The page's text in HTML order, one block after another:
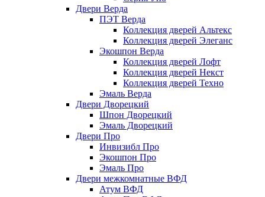
Двери Верда
ПЭТ Верда
Коллекция дверей Альтекс
Коллекция дверей Элеганс
Экошпон Верда
Коллекция дверей Лофт
Коллекция дверей Некст
Коллекция дверей Техно
Эмаль Верда
Двери Дворецкий
Шпон Дворецкий
Эмаль Дворецкий
Двери Про
Инвизибл Про
Экошпон Про
Эмаль Про
Двери межкомнатные ВФД
Атум ВФД